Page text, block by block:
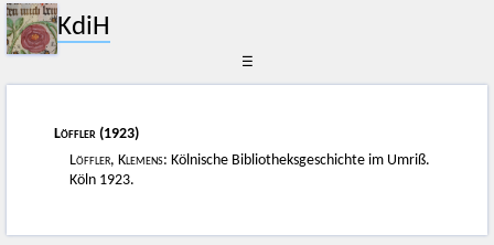
KdiH
☰
Löffler (1923)
Löffler, Klemens: Kölnische Bibliotheksgeschichte im Umriß.
Köln 1923.